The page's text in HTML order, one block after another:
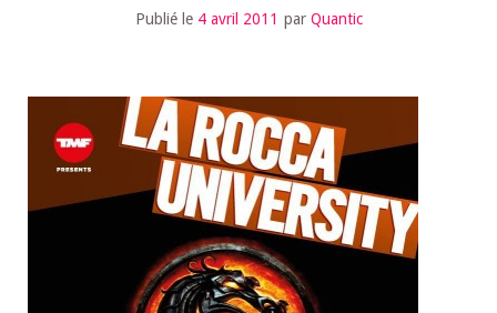
Publié le 4 avril 2011 par Quantic